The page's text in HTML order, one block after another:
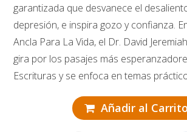
garantizada que desvanece el
depresión, e inspira gozo y confianza.
Ancla Para La Vida, el Dr. David
gira por los pasajes más
Escrituras y se enfoca en temas
Añadir al Carrito